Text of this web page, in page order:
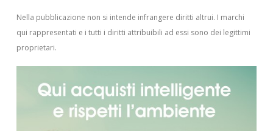
Nella pubblicazione non si intende infrangere diritti altrui. I marchi
qui rappresentati e i tutti i diritti attribuibili ad essi sono dei legittimi
proprietari.